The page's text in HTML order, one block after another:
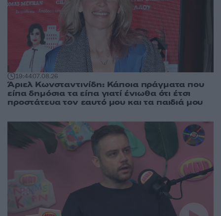
19:4407.08.26
Άριελ Κωνσταντινίδη: Κάποια πράγματα που
είπα δημόσια τα είπα γιατί ένιωθα ότι έτσι
προστάτευα τον εαυτό μου και τα παιδιά μου